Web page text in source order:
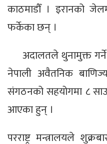
काठमाडौँ । इरानको
फर्केका छन् ।
अदालतले थुनामुक्त
नेपाली अवैतनिक
संगठनको सहयोगमा ८
आएका हुन् ।
परराष्ट्र मन्त्रालयले